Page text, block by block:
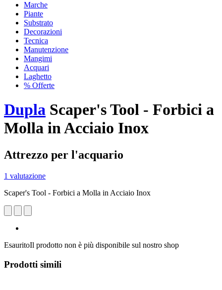
Marche
Piante
Substrato
Decorazioni
Tecnica
Manutenzione
Mangimi
Acquari
Laghetto
% Offerte
Dupla Scaper's Tool - Forbici a
Molla in Acciaio Inox
Attrezzo per l'acquario
1 valutazione
Scaper's Tool - Forbici a Molla in Acciaio Inox
EsauritoIl prodotto non è più disponibile sul nostro shop
Prodotti simili